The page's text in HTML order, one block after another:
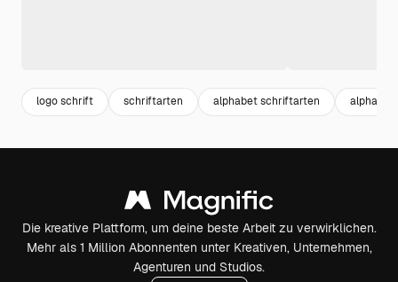
logo schrift schriftarten alphabet schriftarten alphabet
Die kreative Plattform, um deine beste Arbeit zu verwirklichen.
Mehr als 1 Million Abonnenten unter Kreativen, Unternehmen,
Agenturen und Studios.